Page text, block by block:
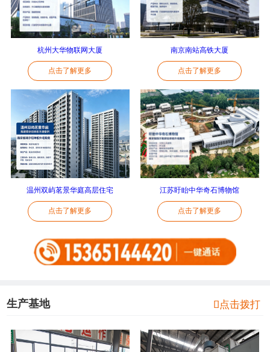
杭州大华物联网大厦
点击了解更多
南京南站高铁大厦
点击了解更多
温州双屿茗景华庭高层住宅
点击了解更多
江苏盱眙中华奇石博物馆
点击了解更多
生产基地 点击拨打